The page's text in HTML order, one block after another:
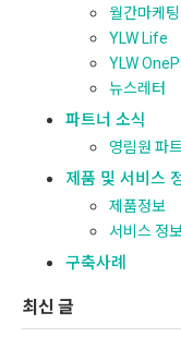
월간마케팅
YLW Life
YLW
뉴스레터
파트너 소식
영림원 파
제품 및 서비스
제품정보
서비스 정
구축사례
최신 글